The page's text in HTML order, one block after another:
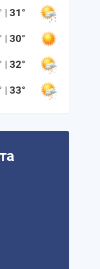
|31°
|30°
|32°
|33°